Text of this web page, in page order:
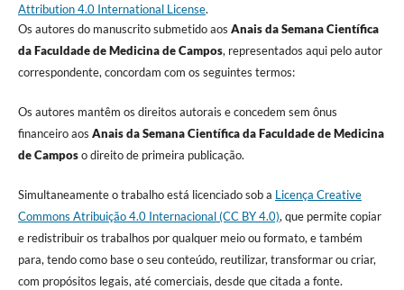
Attribution 4.0 International License.
Os autores do manuscrito submetido aos Anais da Semana Científica
da Faculdade de Medicina de Campos, representados aqui pelo autor
correspondente, concordam com os seguintes termos:
Os autores mantêm os direitos autorais e concedem sem ônus
financeiro aos Anais da Semana Científica da Faculdade de Medicina
de Camposo direito de primeira publicação.
Simultaneamente o trabalho está licenciado sob a Licença Creative
Commons Atribuição 4.0 Internacional (CC BY 4.0), que permite copiar
e redistribuir os trabalhos por qualquer meio ou formato, e também
para, tendo como base o seu conteúdo, reutilizar, transformar ou criar,
com propósitos legais, até comerciais, desde que citada a fonte.